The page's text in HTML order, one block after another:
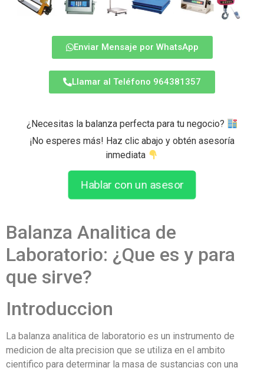
Enviar Mensaje por WhatsApp
Llamar al Teléfono 964381357
¿Necesitas la balanza perfecta para tu negocio?
¡No esperes más! Haz clic abajo y obtén asesoría
inmediata
Hablar con un asesor
Balanza Analitica de
Laboratorio: ¿Que es y para
que sirve?
Introduccion
La balanza analitica de laboratorio es un instrumento de
medicion de alta precision que se utiliza en el ambito
cientifico para determinar la masa de sustancias con una